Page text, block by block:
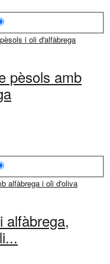
pèsols amb
alfàbrega,